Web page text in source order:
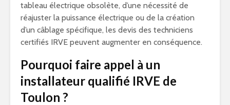
tableau électrique obsolète, d’une nécessité de
réajuster la puissance électrique ou de la création
d’un câblage spécifique, les devis des techniciens
certifiés IRVE peuvent augmenter en conséquence.
Pourquoi faire appel à un
installateur qualifié IRVE de
Toulon ?